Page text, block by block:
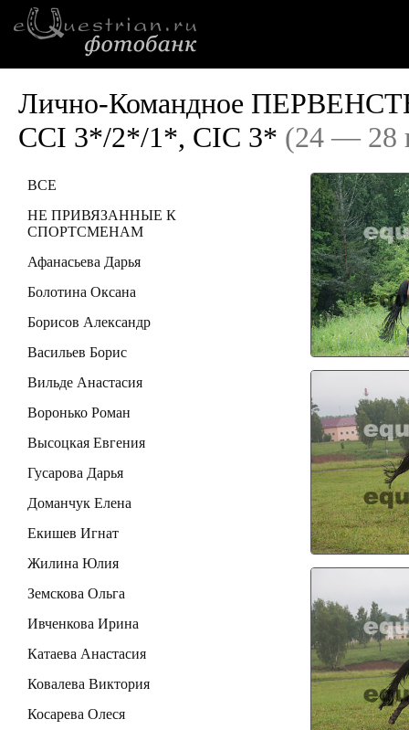
Лично-Командное
ССI 3*/2*/1*, CIC 3* (24 — 28
ВСЕ
НЕ ПРИВЯЗАННЫЕ К
СПОРТСМЕНАМ
Афанасьева Дарья
Болотина Оксана
Борисов Александр
Васильев Борис
Вильде Анастасия
Воронько Роман
Высоцкая Евгения
Гусарова Дарья
Доманчук Елена
Екишев Игнат
Жилина Юлия
Земскова Ольга
Ивченкова Ирина
Катаева Анастасия
Ковалева Виктория
Косарева Олеся